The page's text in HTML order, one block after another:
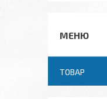
ТОВАР